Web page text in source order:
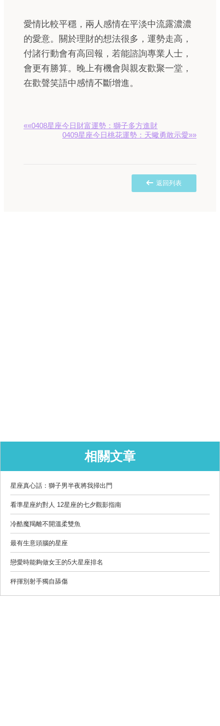
愛情比較平穩，兩人感情在平淡中流露濃濃
的愛意。關於理財的想法很多，運勢走高，
付諸行動會有高回報，若能諮詢專業人士，
會更有勝算。晚上有機會與親友歡聚一堂，
在歡聲笑語中感情不斷增進。
««0408星座今日財富運勢：獅子多方進財
0409星座今日桃花運勢：天蠍勇敢示愛»»
返回列表
相關文章
星座真心話：獅子男半夜將我掃出門
看準星座約對人 12星座的七夕觀影指南
冷酷魔羯離不開溫柔雙魚
最有生意頭腦的星座
戀愛時能夠做女王的5大星座排名
秤揮別射手獨自舔傷